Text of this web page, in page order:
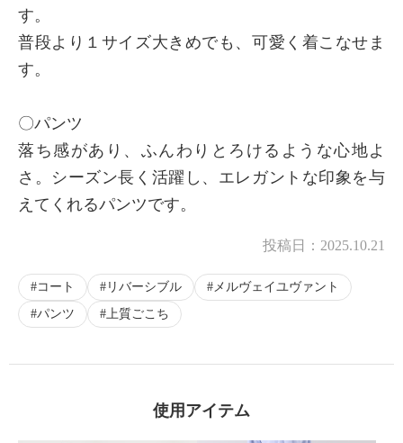
す。
普段より１サイズ大きめでも、可愛く着こなせま
す。
〇パンツ
落ち感があり、ふんわりとろけるような心地よ
さ。シーズン長く活躍し、エレガントな印象を与
えてくれるパンツです。
投稿日： 2025.10.21
コート リバーシブル
メルヴェイユヴァント
パンツ
上質ごこち
使用アイテム